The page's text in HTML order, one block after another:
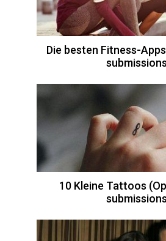
Die besten Fitness-
10 Kleine Tattoos